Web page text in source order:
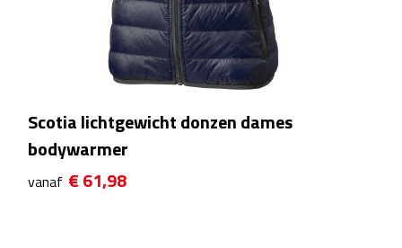
Bureauklokken
Bureaulampen
Bureau organizers
Scotia lichtgewicht donzen dames
bodywarmer
vanaf € 61,98